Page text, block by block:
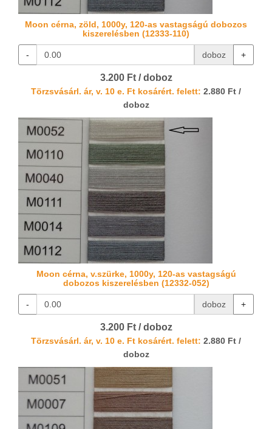
Moon cérna, zöld, 1000y, 120-as vastagságú dobozos
kiszerelésben (12333-110)
- doboz +
3.200 Ft / doboz
Törzsvásárl. ár, v. 10 e. Ft kosárért. felett: 2.880 Ft /
doboz
Moon cérna, v.szürke, 1000y, 120-as vastagságú
dobozos kiszerelésben (12332-052)
- doboz +
3.200 Ft / doboz
Törzsvásárl. ár, v. 10 e. Ft kosárért. felett: 2.880 Ft /
doboz